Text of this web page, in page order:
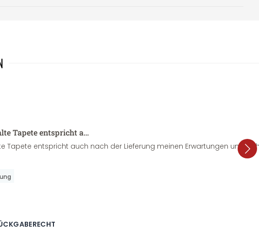
Tapete entspricht a…
Tapete entspricht auch nach der Lieferung meinen Erwartungen und